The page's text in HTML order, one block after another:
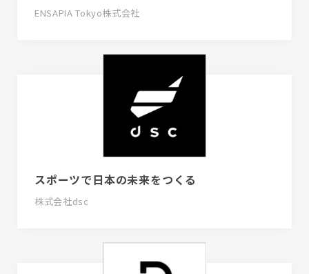
ENSAPIA Tokyo株式会社
スポーツで日本の未来をつくる
株式会社dsc